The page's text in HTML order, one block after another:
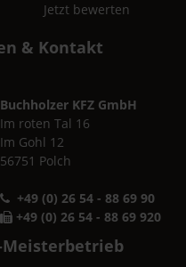
Jetzt bewerten
& Kontakt
Buchholzer KFZ GmbH
Im roten Tal 16
Im Gohl 12
56751 Polch
+49 (0) 26 54 - 88 69 90
+49 (0) 26 54 - 88 69 920
Meisterbetrieb